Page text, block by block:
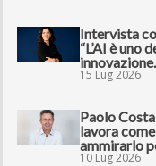
Intervista
“L’AI è uno
15 Lug 2026
Paolo
lavora
ammirarlo
10 Lug 2026